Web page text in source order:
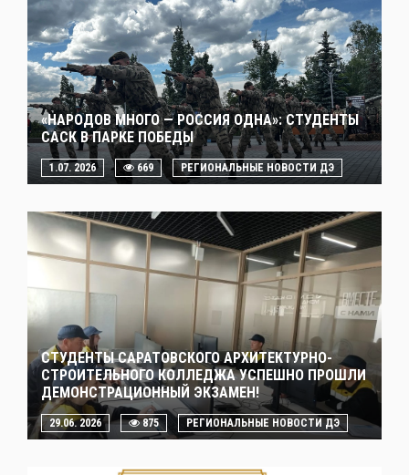
«НАРОДОВ МНОГО — РОССИЯ ОДНА»: СТУДЕНТЫ
САСК В ПАРКЕ ПОБЕДЫ
1.07. 2026 669 РЕГИОНАЛЬНЫЕ НОВОСТИ ДЭ
СТУДЕНТЫ САРАТОВСКОГО АРХИТЕКТУРНО-
СТРОИТЕЛЬНОГО КОЛЛЕДЖА УСПЕШНО ПРОШЛИ
ДЕМОНСТРАЦИОННЫЙ ЭКЗАМЕН!
29.06. 2026 875 РЕГИОНАЛЬНЫЕ НОВОСТИ ДЭ